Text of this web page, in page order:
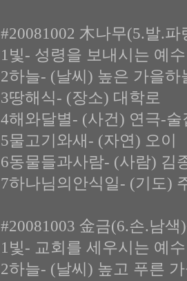
#20081002 木나무(5.발.파
1빛- 성령을 보내시는 예
2하늘- (날씨) 높은 가을하
3땅해식- (장소) 대학로
4해와달별- (사건) 연극-술
5물고기와새- (자연) 오이
6동물들과사람- (사람) 김
7하나님의안식일- (기도)
#20081003 金금(6.손.남색
1빛- 교회를 세우시는 예
2하늘- (날씨) 높고 푸른